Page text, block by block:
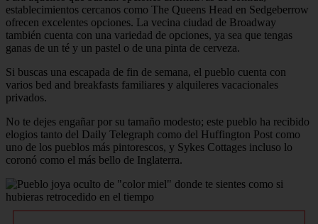
establecimientos cercanos como The Queens Head en Sedgeberrow
ofrecen excelentes opciones. La vecina ciudad de Broadway
también cuenta con una variedad de opciones, ya sea que tengas
ganas de un té y un pastel o de una pinta de cerveza.
Si buscas una escapada de fin de semana, el pueblo cuenta con
varios bed and breakfasts familiares y alquileres vacacionales
privados.
No te dejes engañar por su tamaño modesto; este pueblo ha recibido
elogios tanto del Daily Telegraph como del Huffington Post como
uno de los pueblos más pintorescos, y Sykes Cottages incluso lo
coronó como el más bello de Inglaterra.